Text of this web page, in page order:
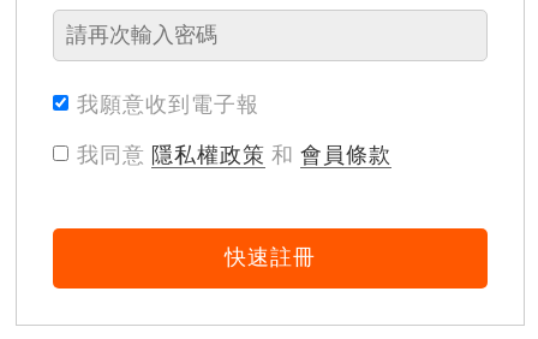
我願意收到電子報
我同意 隱私權政策 和 會員條款
快速註冊